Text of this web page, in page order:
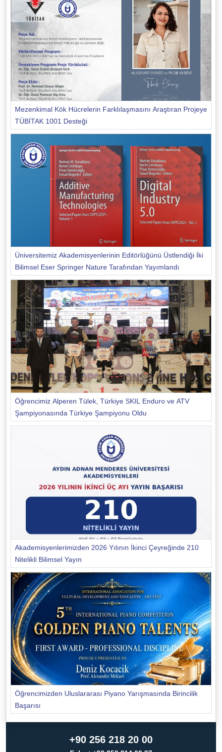
Mezenkimal Kök Hücrelerin Farklılaşmasını Araştıran Projeye
TÜBİTAK 1001 Desteği
Üniversitemiz Akademisyenlerinin Editörlüğünü Üstlendiği İki
Bilimsel Eser Springer Nature Tarafından Yayımlandı
Öğrencimiz Alperen Tülek, Türkiye SKIL Enduro ve ATV
Şampiyonasında Türkiye Şampiyonu Oldu
Akademisyenlerimizden 2026 Yılının İkinci Çeyreğinde 210
Nitelikli Bilimsel Yayın
Öğrencimizden Uluslararası Piyano Yarışmasında Birincilik
Başarısı
+90 256 218 20 00